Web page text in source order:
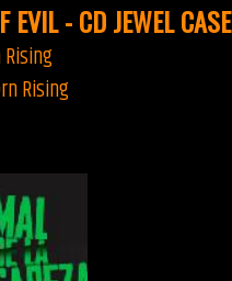
EVIL - CD JEWEL CASE
Rising